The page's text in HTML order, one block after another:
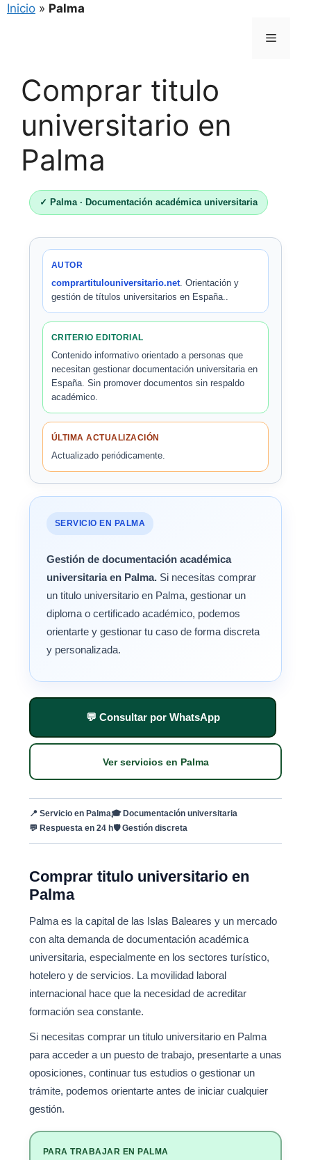
Inicio » Palma
Menú
Comprar titulo
universitario en
Palma
✓ Palma · Documentación académica universitaria
AUTOR
comprartitulouniversitario.net. Orientación y
gestión de títulos universitarios en España..
CRITERIO EDITORIAL
Contenido informativo orientado a personas que
necesitan gestionar documentación universitaria en
España. Sin promover documentos sin respaldo
académico.
ÚLTIMA ACTUALIZACIÓN
Actualizado periódicamente.
SERVICIO EN PALMA
Gestión de documentación académica
universitaria en Palma. Si necesitas comprar
un titulo universitario en Palma, gestionar un
diploma o certificado académico, podemos
orientarte y gestionar tu caso de forma discreta
y personalizada.
💬 Consultar por WhatsApp
Ver servicios en Palma
📍 Servicio en Palma🎓 Documentación universitaria
💬 Respuesta en 24 h🛡 Gestión discreta
Comprar titulo universitario en
Palma
Palma es la capital de las Islas Baleares y un mercado
con alta demanda de documentación académica
universitaria, especialmente en los sectores turístico,
hotelero y de servicios. La movilidad laboral
internacional hace que la necesidad de acreditar
formación sea constante.
Si necesitas comprar un titulo universitario en Palma
para acceder a un puesto de trabajo, presentarte a unas
oposiciones, continuar tus estudios o gestionar un
trámite, podemos orientarte antes de iniciar cualquier
gestión.
PARA TRABAJAR EN PALMA